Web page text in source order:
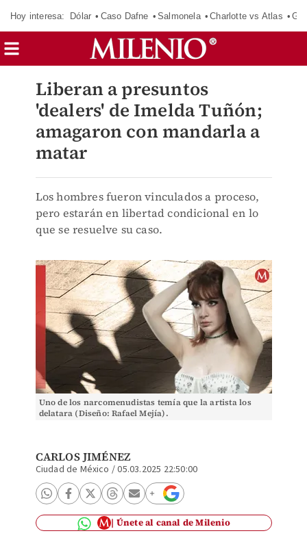
Hoy interesa: Dólar Caso Dafne Salmonela Charlotte vs Atlas
Liberan a presuntos
'dealers' de Imelda Tuñón;
amagaron con mandarla a
matar
Los hombres fueron vinculados a proceso,
pero estarán en libertad condicional en lo
que se resuelve su caso.
Uno de los narcomenudistas temía que la artista los
delatara (Diseño: Rafael Mejía).
CARLOS JIMÉNEZ
Ciudad de México /05.03.2025 22:50:00
Únete al canal de Milenio